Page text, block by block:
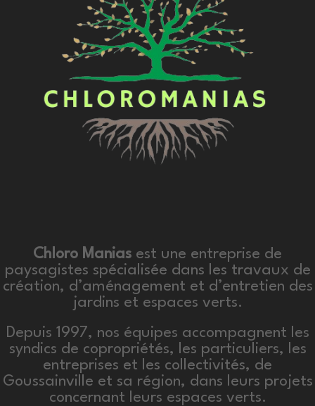
Chloro Manias est une entreprise de
paysagistes spécialisée dans les travaux de
création, d’aménagement et d’entretien des
jardins et espaces verts.
Depuis 1997, nos équipes accompagnent les
syndics de copropriétés, les particuliers, les
entreprises et les collectivités, de
Goussainville et sa région, dans leurs projets
concernant leurs espaces verts.